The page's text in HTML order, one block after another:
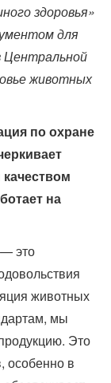
здоровья»
для
Центральной
животных
по охране
на
это
животных
мы
Это
особенно в